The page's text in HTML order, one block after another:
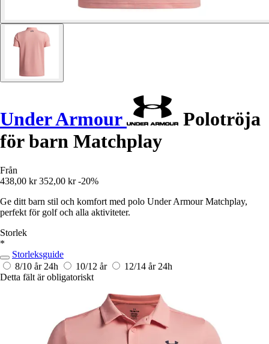
Under Armour
Polotröja
för barn Matchplay
Från
438,00 kr 352,00 kr -20%
Ge ditt barn stil och komfort med polo Under Armour Matchplay,
perfekt för golf och alla aktiviteter.
Storlek
*
Storleksguide
8/10 år 24h 10/12 år 12/14 år 24h
Detta fält är obligatoriskt